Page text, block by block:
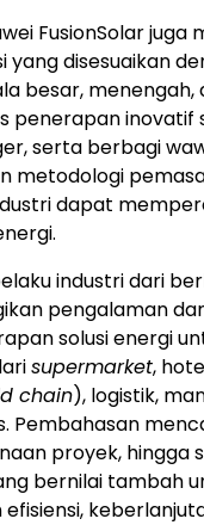
FusionSolar juga
yang disesuaikan
besar, menengah,
penerapan inovatif
serta berbagi
metodologi
dapat
industri dari
pengalaman
solusi energi
supermarket,
chain), logistik,
Pembahasan
proyek, hingga
bernilai tambah